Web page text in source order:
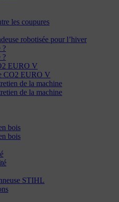
les coupures
robotisée pour l’hiver
?
?
EURO V
CO2 EURO V
de la machine
de la machine
bois
bois
STIHL